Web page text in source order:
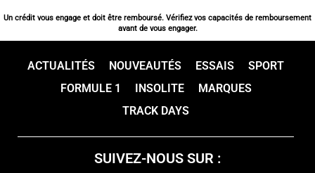
Un crédit vous engage et doit être remboursé. Vérifiez vos capacités de remboursement
avant de vous engager.
ACTUALITÉS NOUVEAUTÉS ESSAIS
SPORT
FORMULE 1
INSOLITE
MARQUES
TRACK DAYS
SUIVEZ-NOUS SUR :